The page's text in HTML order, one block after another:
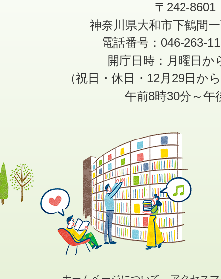
〒242-8601
神奈川県大和市下鶴間
電話番号：046-263-
開庁日時：月曜日か
（祝日・休日・12月29日か
午前8時30分～午